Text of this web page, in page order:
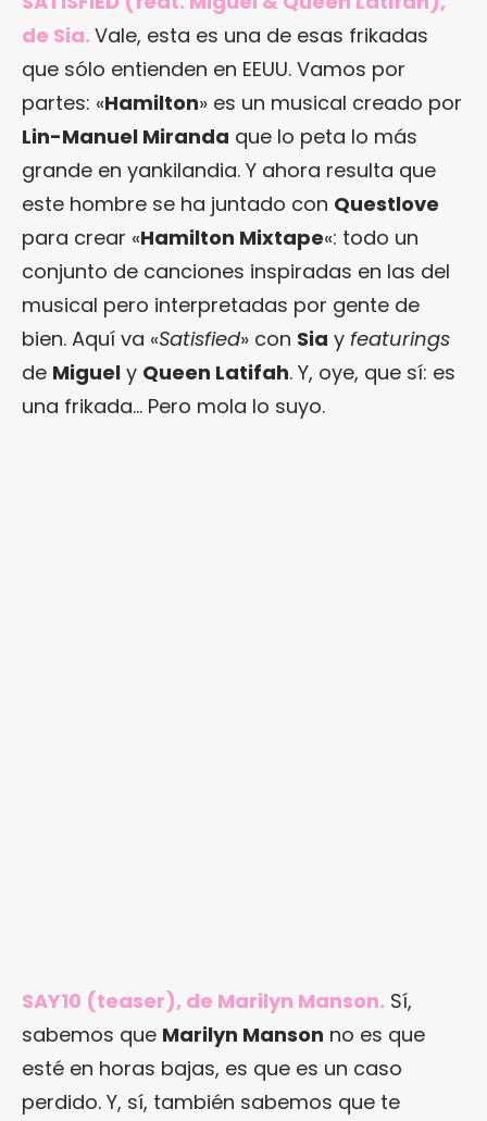
de Sia. Vale, esta es una de esas frikadas
que sólo entienden en EEUU. Vamos por
partes: «Hamilton» es un musical creado por
Lin-Manuel Miranda que lo peta lo más
grande en yankilandia. Y ahora resulta que
este hombre se ha juntado con Questlove
para crear «Hamilton Mixtape«: todo un
conjunto de canciones inspiradas en las del
musical pero interpretadas por gente de
bien. Aquí va «Satisfied» con Sia y featurings
de Miguel y Queen Latifah. Y, oye, que sí: es
una frikada… Pero mola lo suyo.
SAY10 (teaser), de Marilyn Manson. Sí,
sabemos que Marilyn Manson no es que
esté en horas bajas, es que es un caso
perdido. Y, sí, también sabemos que te